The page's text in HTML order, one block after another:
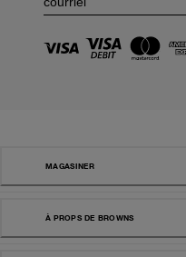
MAGASINER
À PROPS DE BROWNS